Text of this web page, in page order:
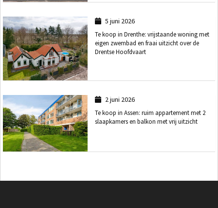
5 juni 2026
Te koop in Drenthe: vrijstaande woning met
eigen zwembad en fraai uitzicht over de
Drentse Hoofdvaart
2 juni 2026
Te koop in Assen: ruim appartement met 2
slaapkamers en balkon met vrij uitzicht